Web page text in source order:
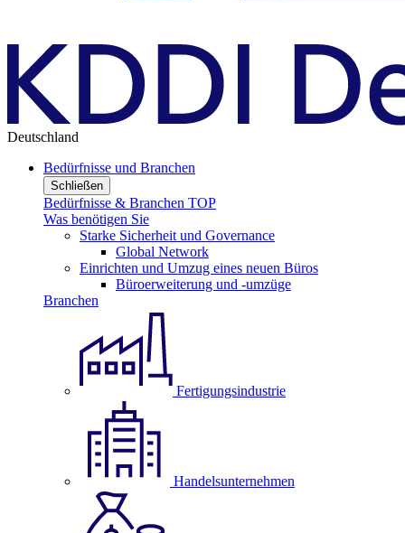
Deutschland
Bedürfnisse und Branchen
Schließen
Bedürfnisse & Branchen TOP
Was benötigen Sie
Starke Sicherheit und Governance
Global Network
Einrichten und Umzug eines neuen Büros
Büroerweiterung und -umzüge
Branchen
Fertigungsindustrie
Handelsunternehmen